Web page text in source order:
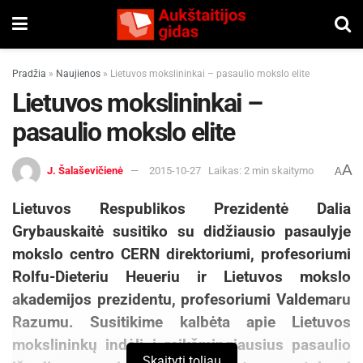
Pradžia » Naujienos » Lietuvos mokslininkai – pasaulio mokslo elite
Lietuvos mokslininkai –
pasaulio mokslo elite
J. Šalaševičienė 2015-10-27 Laikas: 2 min skaitymo AA
Lietuvos Respublikos Prezidentė Dalia
Grybauskaitė susitiko su didžiausio pasaulyje
mokslo centro CERN direktoriumi, profesoriumi
Rolfu-Dieteriu Heueriu ir Lietuvos mokslo
akademijos prezidentu, profesoriumi Valdemaru
Razumu. Susitikime kalbėta apie Lietuvos
mokslininkų indėlį į reikšmingiausius pasaulio